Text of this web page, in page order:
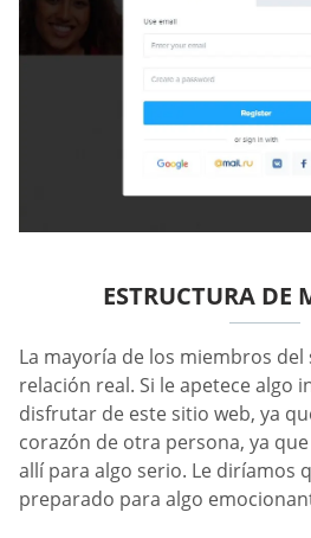
ESTRUCTURA DE
La mayoría de los miembros
relación real. Si le apetece algo
disfrutar de este sitio web, ya
corazón de otra persona, ya
allí para algo serio. Le diríamos
preparado para algo